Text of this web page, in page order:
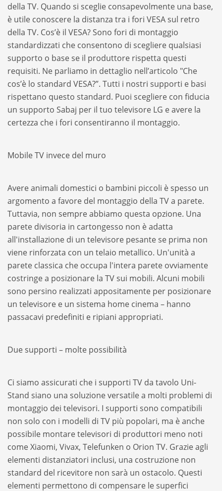
della TV. Quando si sceglie consapevolmente una base,
è utile conoscere la distanza tra i fori VESA sul retro
della TV. Cos’è il VESA? Sono fori di montaggio
standardizzati che consentono di scegliere qualsiasi
supporto o base se il produttore rispetta questi
requisiti. Ne parliamo in dettaglio nell’articolo "Che
cos’è lo standard VESA?”. Tutti i nostri supporti e basi
rispettano questo standard. Puoi scegliere con fiducia
un supporto Sabaj per il tuo televisore LG e avere la
certezza che i fori consentiranno il montaggio.
Mobile TV invece del muro
Avere animali domestici o bambini piccoli è spesso un
argomento a favore del montaggio della TV a parete.
Tuttavia, non sempre abbiamo questa opzione. Una
parete divisoria in cartongesso non è adatta
all'installazione di un televisore pesante se prima non
viene rinforzata con un telaio metallico. Un'unità a
parete classica che occupa l'intera parete ovviamente
costringe a posizionare la TV sui mobili. Alcuni mobili
sono persino realizzati appositamente per posizionare
un televisore e un sistema home cinema – hanno
passacavi predefiniti e ripiani appropriati.
Due supporti – molte possibilità
Ci siamo assicurati che i supporti TV da tavolo Uni-
Stand siano una soluzione versatile a molti problemi di
montaggio dei televisori. I supporti sono compatibili
non solo con i modelli di TV più popolari, ma è anche
possibile montare televisori di produttori meno noti
come Xiaomi, Vivax, Telefunken o Orion TV. Grazie agli
elementi distanziatori inclusi, una costruzione non
standard del ricevitore non sarà un ostacolo. Questi
elementi permettono di compensare le superfici